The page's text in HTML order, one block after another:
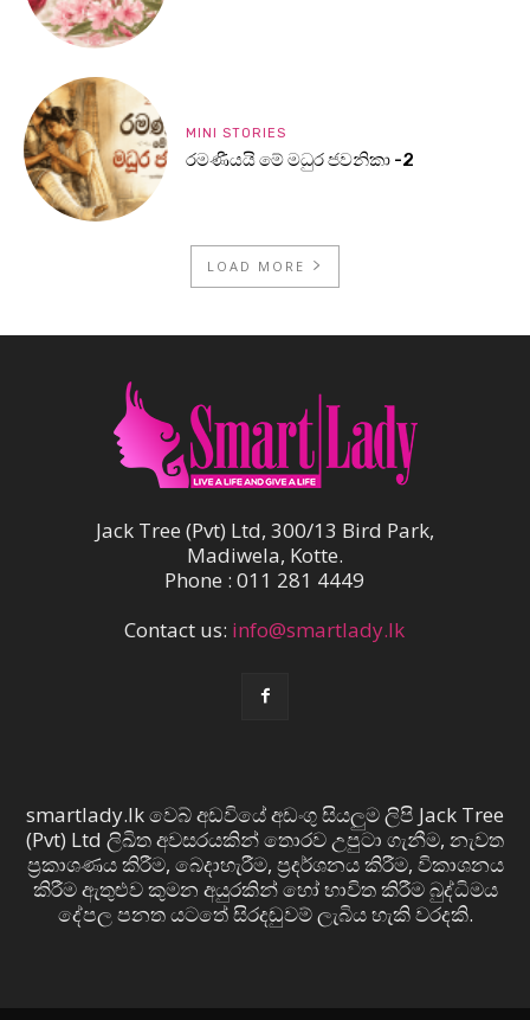
MINI STORIES
රමණීයයි මේ මධුර ජවනිකා -2
LOAD MORE
Jack Tree (Pvt) Ltd, 300/13 Bird Park,
Madiwela, Kotte.
Phone : 011 281 4449
Contact us: info@smartlady.lk
smartlady.lk වෙබ් අඩවියේ අඩංගු සියලුම ලිපි Jack Tree
(Pvt) Ltd ලිඛිත අවසරයකින් තොරව උපුටා ගැනීම, නැවත
ප්‍රකාශණය කිරීම, බෙදාහැරීම, ප්‍රදර්ශනය කිරීම, විකාශනය
කිරීම ඇතුළුව කුමන අයුරකින් හෝ භාවිත කිරීම බුද්ධිමය
දේපල පනත යටතේ සිරදඬුවම් ලැබිය හැකි වරදකි.